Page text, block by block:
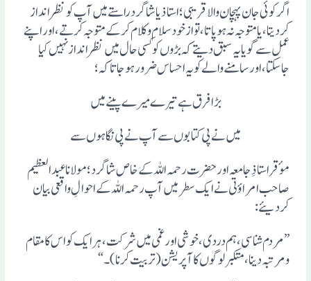
اگر کوئی جان پہچان والا قریبی؛ استاذ یا شاگرد راستے میں آپ کو نظر انداز
کردیتا، یا متوجہ نہ ہوپاتا، تو از خود سلام وکلام کرکے متوجہ کرتے، اور اپنے
عمل سے گویا یہ سبق دیتے کہ بڑوں کو کسی حال میں نظر انداز نہیں کیا
جاسکتا، اور سامنے والے کو یہ احساس ضرور ہوجاتا کہ ؛
بڑا فرق ہے تیرے میرے پینے میں
میں نے پی کتابوں سے آپ نے پی نگاہوں سے
موٴقر استاذِ جامعہ اور حضرت رحمہ اللہ کے خاص شاگرد؛ مولانا عبد العظیم
صاحب امراوٴتی نے ایک سطر میں آپ رحمہ اللہ کے احوالِ واقعی بیان
کردیئے:
”مردم شناسی، ہم دردی، خوشی اور غمی میں شرکت، ہر ایک کو اس کا مقام
ومرتبہ دینا، متکبر لوگوں کا آپریشن (تربیت کرنا)۔“